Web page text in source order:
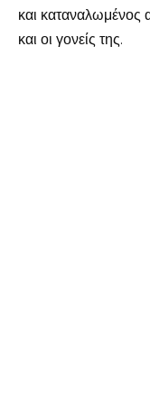
και καταναλωμένος
και οι γονείς της.